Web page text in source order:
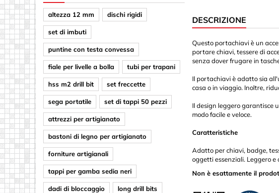
Specchi
altezza 12 mm dischi rigidi
set di imbuti
puntine con testa convessa
fiale per livelle a bolla tubi per trapani
hss m2 drill bit set freccette
sega portatile set di tappi 50 pezzi
attrezzi per artigianato
bastoni di legno per artigianato
forniture artigianali
tappi per gamba sedia neri
dadi di bloccaggio long drill bits
DESCRIZIONE
Questo portachiavi è un
portare chiavi, tessere di
senza dover frugare in
Il portachiavi è adatto sia
casa o in viaggio. Inoltre,
Il design leggero garantisce
modo facile e veloce.
Caratteristiche
Adatto per chiavi, badge,
oggetti essenziali. Leggero e
Non è esattamente il